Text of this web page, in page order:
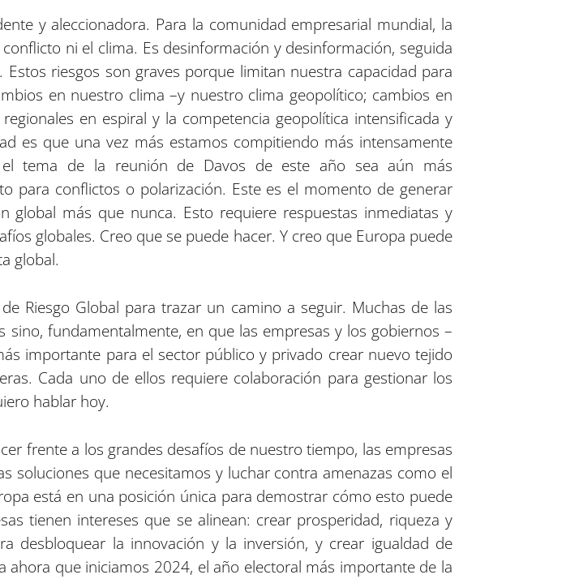
y aleccionadora. Para la comunidad empresarial mundial, la
ni el clima. Es desinformación y desinformación, seguida
riesgos son graves porque limitan nuestra capacidad para
en nuestro clima –y nuestro clima geopolítico; cambios en
en espiral y la competencia geopolítica intensificada y
es que una vez más estamos compitiendo más intensamente
tema de la reunión de Davos de este año sea aún más
para conflictos o polarización. Este es el momento de generar
más que nunca. Esto requiere respuestas inmediatas y
globales. Creo que se puede hacer. Y creo que Europa puede
global.
Riesgo Global para trazar un camino a seguir. Muchas de las
fundamentalmente, en que las empresas y los gobiernos –
importante para el sector público y privado crear nuevo tejido
Cada uno de ellos requiere colaboración para gestionar los
hablar hoy.
frente a los grandes desafíos de nuestro tiempo, las empresas
soluciones que necesitamos y luchar contra amenazas como el
está en una posición única para demostrar cómo esto puede
tienen intereses que se alinean: crear prosperidad, riqueza y
desbloquear la innovación y la inversión, y crear igualdad de
que iniciamos 2024, el año electoral más importante de la